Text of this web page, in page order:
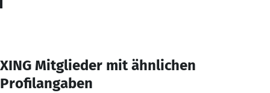
XING Mitglieder mit ähnlichen
Profilangaben